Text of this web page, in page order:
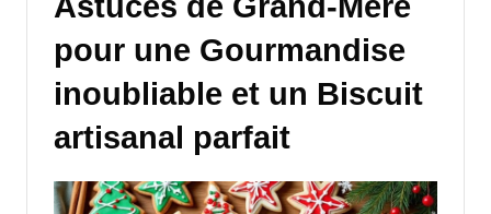
pour une Gourmandise
inoubliable et un Biscuit
artisanal parfait